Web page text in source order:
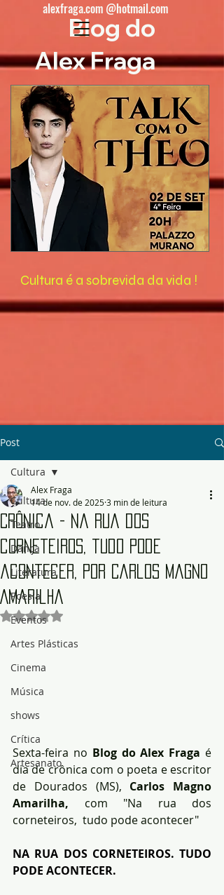
Cultura é a sobrevida da vida !
Blog do
Alex Fraga
alexfraga.com @hotmail.com
Post
Cultura
Teatro
Dança
Literatura
Poesia
Eventos
Artes Plásticas
Cinema
Música
shows
Crítica
Artesanato
Cultura
Crônica - Na rua dos
corneteiros, tudo pode
acontecer, por Carlos Magno
Amarilha
Alex Fraga
14 de nov. de 20253 min de leitura
Avaliado com NaN de 5 estrelas.
Sexta-feira no Blog do Alex Fraga é
dia de crônica com o poeta e escritor
de Dourados (MS), Carlos Magno
Amarilha, com "Na rua dos
corneteiros,  tudo pode acontecer"
NA RUA DOS CORNETEIROS. TUDO
PODE ACONTECER.